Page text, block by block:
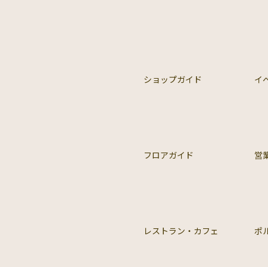
ショップガイド イ
フロアガイド 営
レストラン・カフェ ポ